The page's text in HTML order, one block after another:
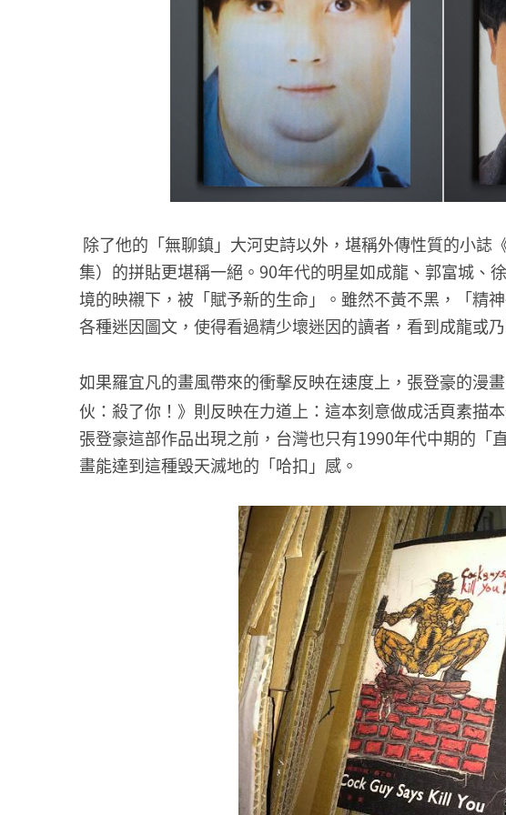
除了他的「無聊鎮」大河史詩以外，堪稱外傳性質的小誌
集）的拼貼更堪稱一絕。90年代的明星如成龍、郭富城、
境的映襯下，被「賦予新的生命」。雖然不黃不黑，「精
各種迷因圖文，使得看過精少壞迷因的讀者，看到成龍或
如果羅宜凡的畫風帶來的衝擊反映在速度上，張登豪的漫
伙：殺了你！》則反映在力道上：這本刻意做成活頁素描
張登豪這部作品出現之前，台灣也只有1990年代中期的「
畫能達到這種毀天滅地的「哈扣」感。